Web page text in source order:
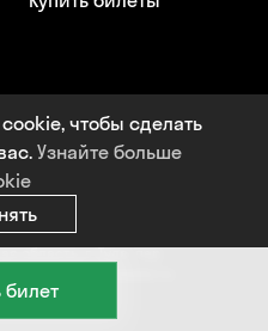
билет
«Октава», ИНН:
адрес: 300041, РФ,
д. 18, +7 (4872) 77-02-07,
ОГРН: 1177154030162,
область, г. Тула, пер.
данных
чтобы сделать
Узнайте больше